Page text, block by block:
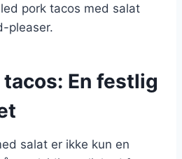
pork tacos med salat
pleaser.
En festlig
salat er ikke kun en